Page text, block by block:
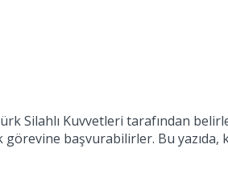
Silahlı Kuvvetleri tarafından
başvurabilirler. Bu